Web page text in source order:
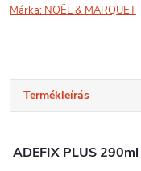
Márka: NOËL & MARQUET
Termékleírás
ADEFIX PLUS 290ml